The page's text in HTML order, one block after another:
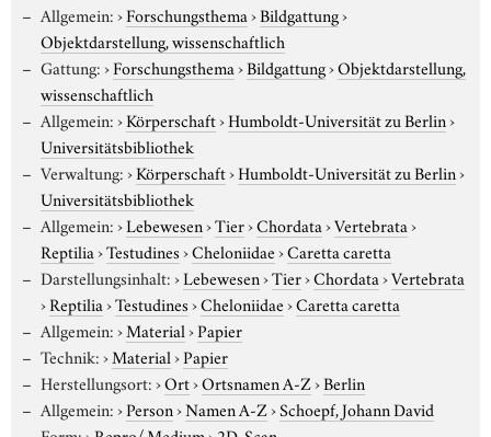
Allgemein:›Forschungsthema›Bildgattung›
Objektdarstellung, wissenschaftlich
Gattung:›Forschungsthema›Bildgattung›Objektdarstellung,
wissenschaftlich
Allgemein:›Körperschaft›Humboldt-Universität zu Berlin›
Universitätsbibliothek
Verwaltung:›Körperschaft›Humboldt-Universität zu Berlin›
Universitätsbibliothek
Allgemein:›Lebewesen›Tier›Chordata›Vertebrata›
Reptilia›Testudines›Cheloniidae›Caretta caretta
Darstellungsinhalt:›Lebewesen›Tier›Chordata›Vertebrata
›Reptilia›Testudines›Cheloniidae›Caretta caretta
Allgemein:›Material›Papier
Technik:›Material›Papier
Herstellungsort:›Ort›Ortsnamen A-Z›Berlin
Allgemein:›Person›Namen A-Z›Schoepf, Johann David